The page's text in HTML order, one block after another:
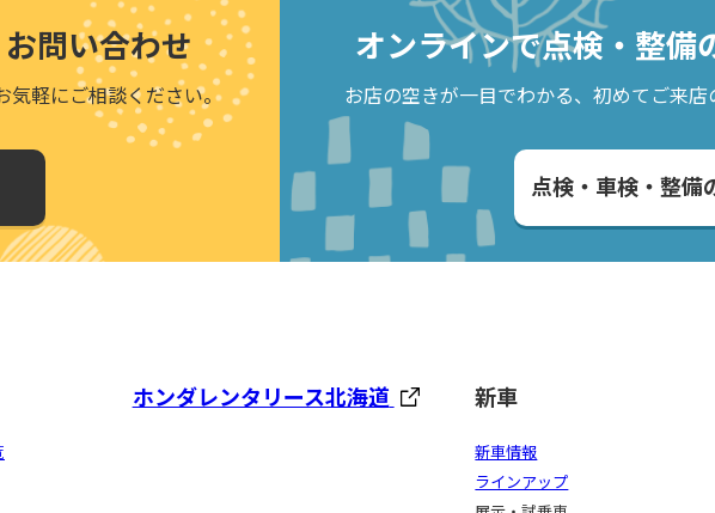
お問い合わせ
気軽にご相談ください。
オンラインで点検・整備
お店の空きが一目でわかる、 初めてご来店
点検・車検・整備
ホンダレンタリース北海道 新車
新車情報
ラインアップ